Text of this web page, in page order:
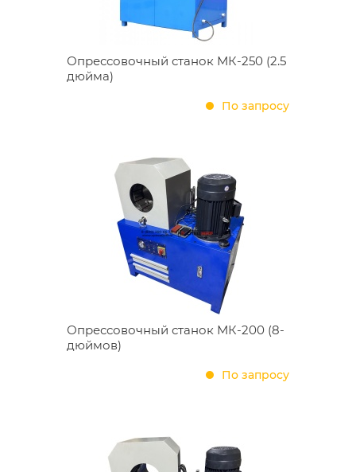
Опрессовочный станок МК-250 (2.5
дюйма)
По запросу
Опрессовочный станок МК-200 (8-
дюймов)
По запросу